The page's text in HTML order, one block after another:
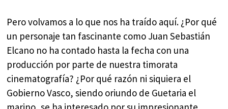
Pero volvamos a lo que nos ha traído aquí. ¿Por qué
un personaje tan fascinante como Juan Sebastián
Elcano no ha contado hasta la fecha con una
producción por parte de nuestra timorata
cinematografía? ¿Por qué razón ni siquiera el
Gobierno Vasco, siendo oriundo de Guetaria el